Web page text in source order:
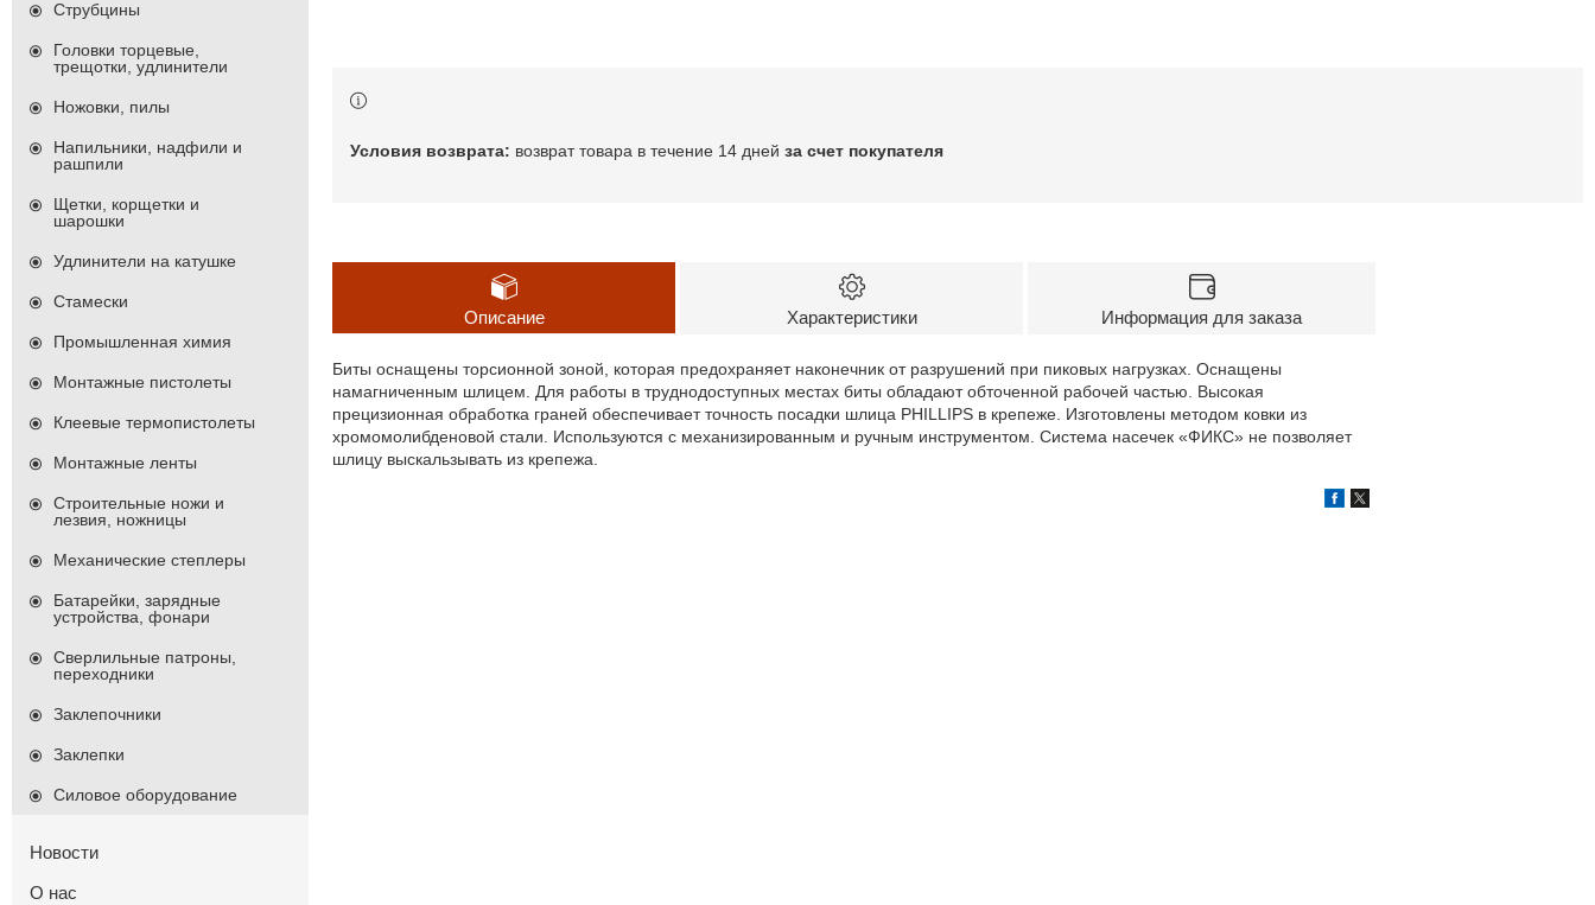
возврат товара в течение 14 дней за счет покупателя
Описание Характеристики Информация для заказа
Биты оснащены торсионной зоной, которая предохраняет наконечник от разрушений при пиковых нагрузках. Оснащены
намагниченным шлицем. Для работы в труднодоступных местах биты обладают обточенной рабочей частью. Высокая
прецизионная обработка граней обеспечивает точность посадки шлица PHILLIPS в крепеже. Изготовлены методом ковки из
хромомолибденовой стали. Используются с механизированным и ручным инструментом. Система насечек «ФИКС» не позволяет
шлицу выскальзывать из крепежа.
Струбцины
Головки торцевые,
трещотки, удлинители
Ножовки, пилы
Напильники, надфили и
рашпили
Щетки, корщетки и
шарошки
Удлинители на катушке
Стамески
Промышленная химия
Монтажные пистолеты
Клеевые термопистолеты
Монтажные ленты
Строительные ножи и
лезвия, ножницы
Механические степлеры
Батарейки, зарядные
устройства, фонари
Сверлильные патроны,
переходники
Заклепочники
Заклепки
Силовое оборудование
Новости
О нас